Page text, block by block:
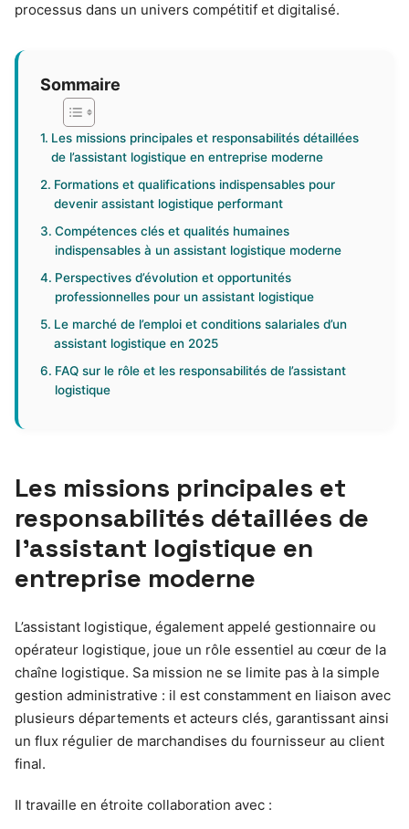
processus dans un univers compétitif et digitalisé.
Sommaire
Les missions principales et responsabilités détaillées
de l’assistant logistique en entreprise moderne
Formations et qualifications indispensables pour
devenir assistant logistique performant
Compétences clés et qualités humaines
indispensables à un assistant logistique moderne
Perspectives d’évolution et opportunités
professionnelles pour un assistant logistique
Le marché de l’emploi et conditions salariales d’un
assistant logistique en 2025
FAQ sur le rôle et les responsabilités de l’assistant
logistique
Les missions principales et
responsabilités détaillées de
l’assistant logistique en
entreprise moderne
L’assistant logistique, également appelé gestionnaire ou
opérateur logistique, joue un rôle essentiel au cœur de la
chaîne logistique. Sa mission ne se limite pas à la simple
gestion administrative : il est constamment en liaison avec
plusieurs départements et acteurs clés, garantissant ainsi
un flux régulier de marchandises du fournisseur au client
final.
Il travaille en étroite collaboration avec :